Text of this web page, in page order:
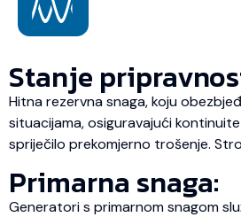
Stanje
Hitna rezervna snaga, koju
situacijama, osiguravajući
spriječilo prekomjerno trošenje.
Primarna snaga:
Generatori s primarnom snagom